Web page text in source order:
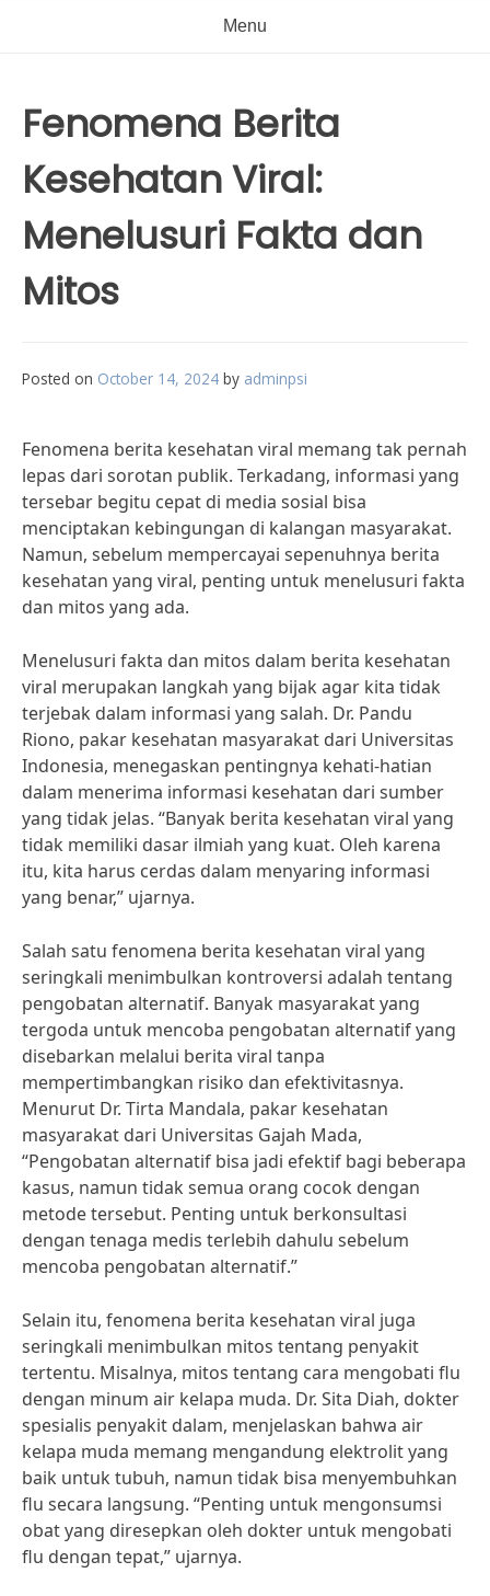
Menu
Fenomena Berita
Kesehatan Viral:
Menelusuri Fakta dan
Mitos
Posted on October 14, 2024 by adminpsi
Fenomena berita kesehatan viral memang tak pernah
lepas dari sorotan publik. Terkadang, informasi yang
tersebar begitu cepat di media sosial bisa
menciptakan kebingungan di kalangan masyarakat.
Namun, sebelum mempercayai sepenuhnya berita
kesehatan yang viral, penting untuk menelusuri fakta
dan mitos yang ada.
Menelusuri fakta dan mitos dalam berita kesehatan
viral merupakan langkah yang bijak agar kita tidak
terjebak dalam informasi yang salah. Dr. Pandu
Riono, pakar kesehatan masyarakat dari Universitas
Indonesia, menegaskan pentingnya kehati-hatian
dalam menerima informasi kesehatan dari sumber
yang tidak jelas. “Banyak berita kesehatan viral yang
tidak memiliki dasar ilmiah yang kuat. Oleh karena
itu, kita harus cerdas dalam menyaring informasi
yang benar,” ujarnya.
Salah satu fenomena berita kesehatan viral yang
seringkali menimbulkan kontroversi adalah tentang
pengobatan alternatif. Banyak masyarakat yang
tergoda untuk mencoba pengobatan alternatif yang
disebarkan melalui berita viral tanpa
mempertimbangkan risiko dan efektivitasnya.
Menurut Dr. Tirta Mandala, pakar kesehatan
masyarakat dari Universitas Gajah Mada,
“Pengobatan alternatif bisa jadi efektif bagi beberapa
kasus, namun tidak semua orang cocok dengan
metode tersebut. Penting untuk berkonsultasi
dengan tenaga medis terlebih dahulu sebelum
mencoba pengobatan alternatif.”
Selain itu, fenomena berita kesehatan viral juga
seringkali menimbulkan mitos tentang penyakit
tertentu. Misalnya, mitos tentang cara mengobati flu
dengan minum air kelapa muda. Dr. Sita Diah, dokter
spesialis penyakit dalam, menjelaskan bahwa air
kelapa muda memang mengandung elektrolit yang
baik untuk tubuh, namun tidak bisa menyembuhkan
flu secara langsung. “Penting untuk mengonsumsi
obat yang diresepkan oleh dokter untuk mengobati
flu dengan tepat,” ujarnya.